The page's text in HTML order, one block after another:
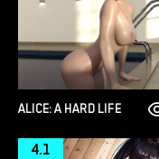
ALICE: A HARD LIFE
4.1